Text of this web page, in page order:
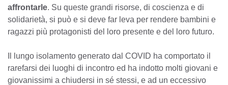
affrontarle. Su queste grandi risorse, di coscienza e di
solidarietà, si può e si deve far leva per rendere bambini e
ragazzi più protagonisti del loro presente e del loro futuro.
Il lungo isolamento generato dal COVID ha comportato il
rarefarsi dei luoghi di incontro ed ha indotto molti giovani e
giovanissimi a chiudersi in sé stessi, e ad un eccessivo